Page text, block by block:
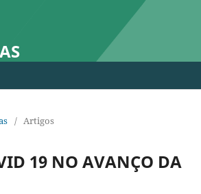
/ Artigos
19 NO AVANÇO DA